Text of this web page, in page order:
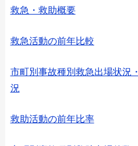
救急・救助概要
救急活動の前年比較
市町別事故種別救急出場状況
況
救助活動の前年比率